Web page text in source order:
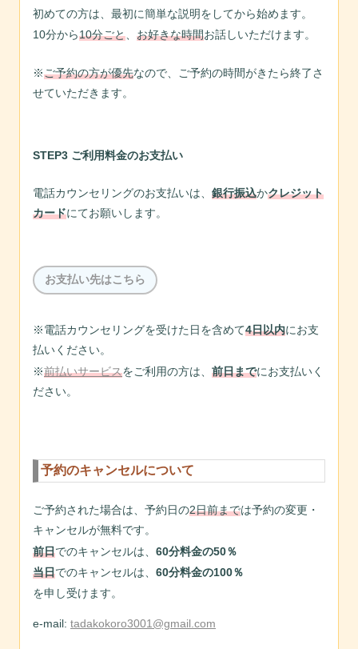
初めての方は、最初に簡単な説明をしてから始めます。
10分から10分ごと、 お好きな時間お話しいただけます。
※ご予約の方が優先なので、ご予約の時間がきたら終了さ
せていただきます。
STEP3 ご利用料金のお支払い
電話カウンセリングのお支払いは、 銀行振込かクレジット
カードにてお願いします。
お支払い先はこちら
※電話カウンセリングを受けた日を含めて4日以内にお支
払いください。
※前払いサービスをご利用の方は、 前日までにお支払いく
ださい。
予約のキャンセルについて
ご予約された場合は、予約日の2日前までは予約の変更・
キャンセルが無料です。
前日でのキャンセルは、 60分料金の50％
当日でのキャンセルは、 60分料金の100％
を申し受けます。
e-mail: tadakokoro3001@gmail.com